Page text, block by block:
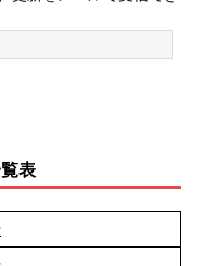
表